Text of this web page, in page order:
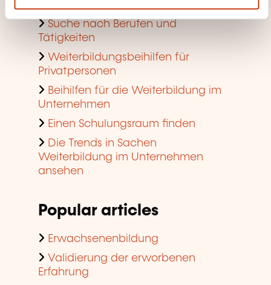
Suche nach Berufen und
Tätigkeiten
Weiterbildungsbeihilfen für
Privatpersonen
Beihilfen für die Weiterbildung im
Unternehmen
Einen Schulungsraum finden
Die Trends in Sachen
Weiterbildung im Unternehmen
ansehen
Popular articles
Erwachsenenbildung
Validierung der erworbenen
Erfahrung